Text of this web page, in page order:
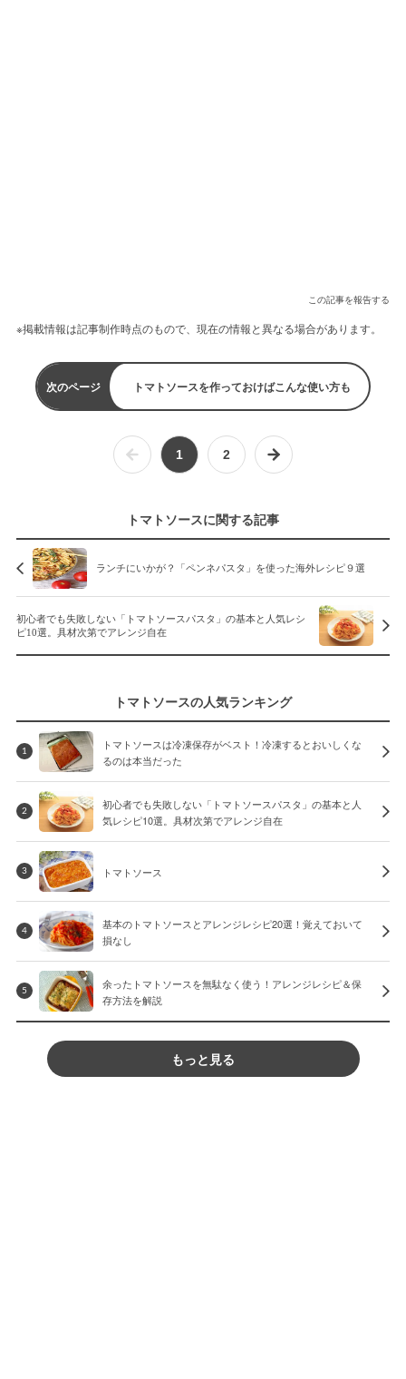
この記事を報告する
※掲載情報は記事制作時点のもので、現在の情報と異なる場合があります。
次のページ トマトソースを作っておけばこんな使い方も
1 2
トマトソースに関する記事
ランチにいかが？「ペンネパスタ」を使った海外レシピ９選
初心者でも失敗しない「トマトソースパスタ」の基本と人気レシ
ピ10選。具材次第でアレンジ自在
トマトソースの人気ランキング
1
トマトソースは冷凍保存がベスト！冷凍するとおいしくな
るのは本当だった
2
初心者でも失敗しない「トマトソースパスタ」の基本と人
気レシピ10選。具材次第でアレンジ自在
3 トマトソース
4
基本のトマトソースとアレンジレシピ20選！覚えておいて
損なし
5
余ったトマトソースを無駄なく使う！アレンジレシピ＆保
存方法を解説
もっと見る